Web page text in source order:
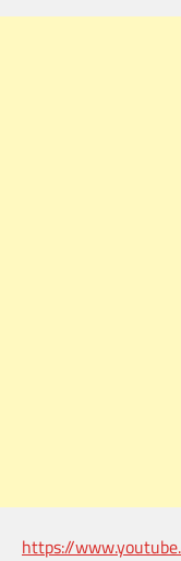
https://